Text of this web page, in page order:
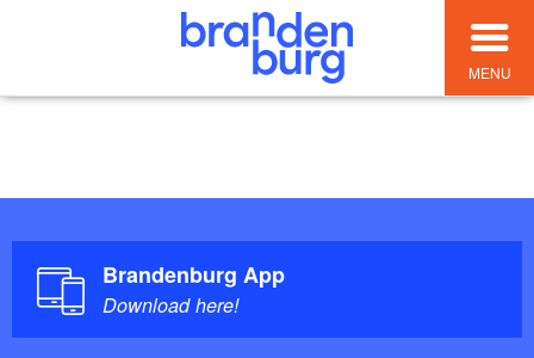
MENU
kein Template ausgewählt
Brandenburg App
Download here!